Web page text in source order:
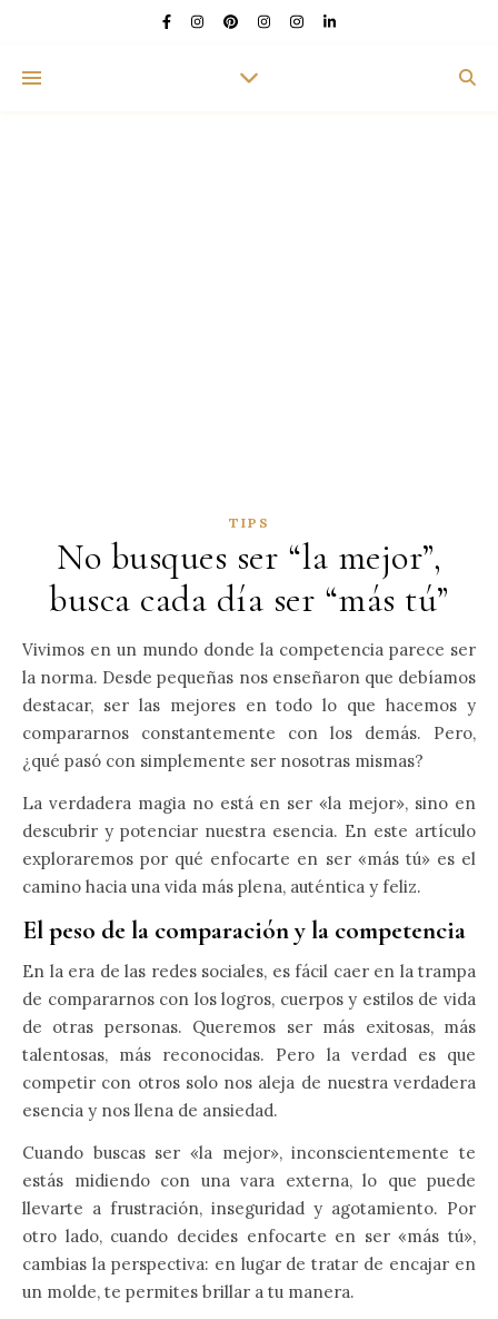
TIPS
No busques ser “la mejor”,
busca cada día ser “más tú”
Vivimos en un mundo donde la competencia parece ser
la norma. Desde pequeñas nos enseñaron que debíamos
destacar, ser las mejores en todo lo que hacemos y
compararnos constantemente con los demás. Pero,
¿qué pasó con simplemente ser nosotras mismas?
La verdadera magia no está en ser «la mejor», sino en
descubrir y potenciar nuestra esencia. En este artículo
exploraremos por qué enfocarte en ser «más tú» es el
camino hacia una vida más plena, auténtica y feliz.
El peso de la comparación y la competencia
En la era de las redes sociales, es fácil caer en la trampa
de compararnos con los logros, cuerpos y estilos de vida
de otras personas. Queremos ser más exitosas, más
talentosas, más reconocidas. Pero la verdad es que
competir con otros solo nos aleja de nuestra verdadera
esencia y nos llena de ansiedad.
Cuando buscas ser «la mejor», inconscientemente te
estás midiendo con una vara externa, lo que puede
llevarte a frustración, inseguridad y agotamiento. Por
otro lado, cuando decides enfocarte en ser «más tú»,
cambias la perspectiva: en lugar de tratar de encajar en
un molde, te permites brillar a tu manera.